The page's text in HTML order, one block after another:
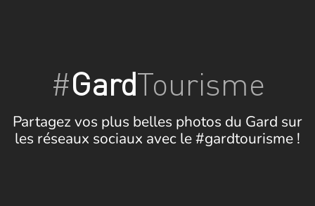
#GardTourisme
Partagez vos plus belles photos du Gard sur
les réseaux sociaux avec le #gardtourisme !